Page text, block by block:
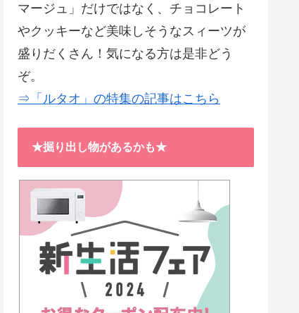
マージュ」だけではなく、チョコレート
やクッキーなど美味しそうなスィーツが
盛りだくさん！気になる方は是非どう
ぞ。
⇒「ルタオ」の特集の記事はこちら
★掘り出し物があるかも★